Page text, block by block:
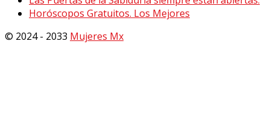
Horóscopos Gratuitos. Los Mejores
© 2024 - 2033 Mujeres Mx